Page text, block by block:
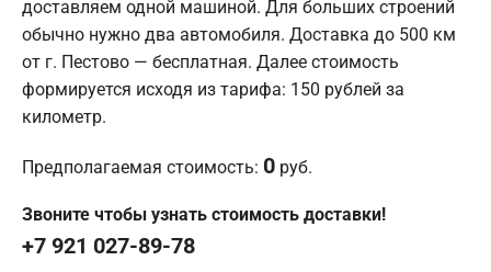
доставляем одной машиной. Для больших строений
обычно нужно два автомобиля. Доставка до 500 км
от г. Пестово — бесплатная. Далее стоимость
формируется исходя из тарифа: 150 рублей за
километр.
Предполагаемая стоимость: 0 руб.
Звоните чтобы узнать стоимость доставки!
+7 921 027-89-78